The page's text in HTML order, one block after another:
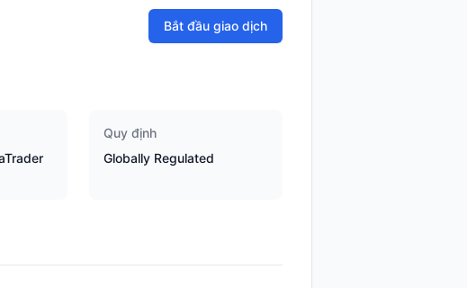
Bắt đầu giao dịch
Quy định
Globally Regulated